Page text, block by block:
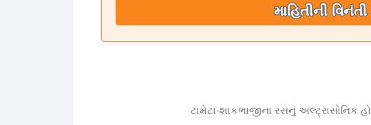
માહિતીની વિનંતી
ટામેટા-શાકભાજીના રસનું અલ્ટ્રાસોનિક